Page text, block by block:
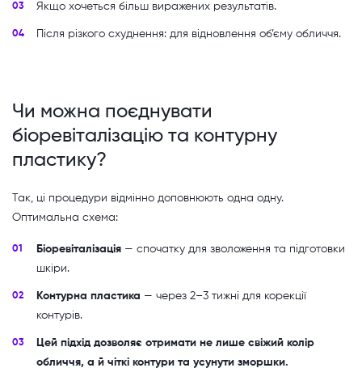
Якщо хочеться більш виражених результатів.
Після різкого схуднення: для відновлення об’єму обличчя.
Чи можна поєднувати
біоревіталізацію та контурну
пластику?
Так, ці процедури відмінно доповнюють одна одну.
Оптимальна схема:
Біоревіталізація — спочатку для зволоження та підготовки
шкіри.
Контурна пластика — через 2–3 тижні для корекції
контурів.
Цей підхід дозволяє отримати не лише свіжий колір
обличчя, а й чіткі контури та усунути зморшки.